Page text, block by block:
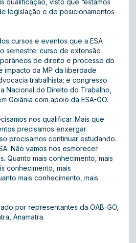
qualificação, visto que “estamos
legislação e de posicionamentos
cursos e eventos que a ESA
semestre: curso de extensão
de direito e processo do
impacto da MP da liberdade
trabalhista; e congresso
Nacional do Direito do Trabalho ,
Goiânia com apoio da ESA-GO.
nos qualificar. Mais que
precisamos enxergar
precisamos continuar estudando.
Não vamos nos esmorecer
Quanto mais conhecimento, mais
conhecimento, mais
mais conhecimento, mais
por representantes da OAB-GO,
Anamatra.